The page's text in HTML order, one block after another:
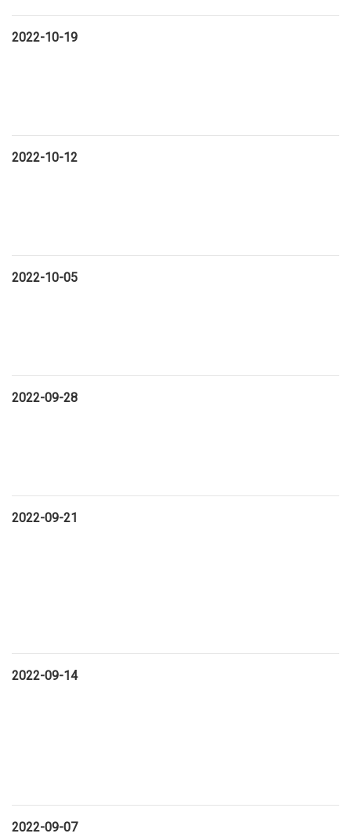
2022-10-19
2022-10-12
2022-10-05
2022-09-28
2022-09-21
2022-09-14
2022-09-07